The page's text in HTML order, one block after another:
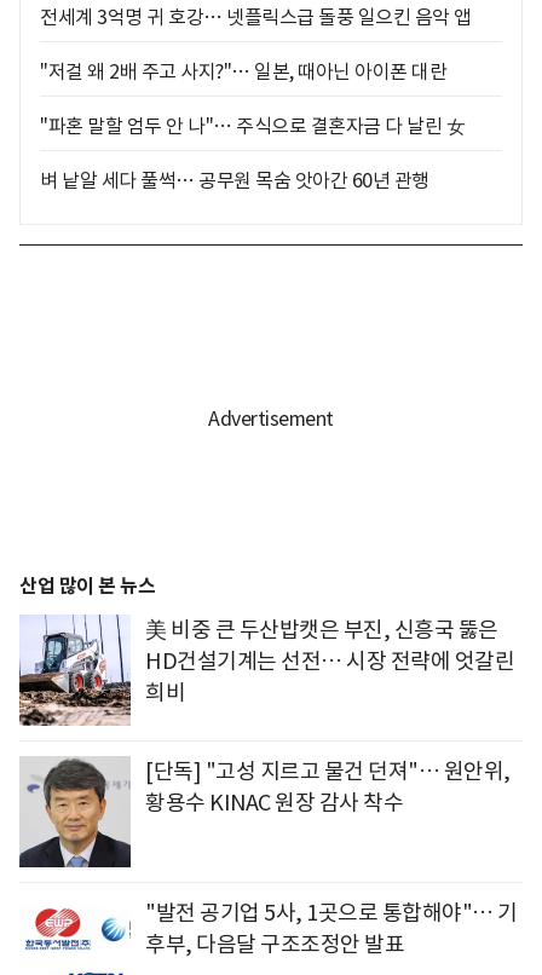
전세계 3억명 귀 호강… 넷플릭스급 돌풍 일으킨 음악 앱
"저걸 왜 2배 주고 사지?"… 일본, 때아닌 아이폰 대란
"파혼 말할 엄두 안 나"… 주식으로 결혼자금 다 날린 女
벼 낱알 세다 풀썩… 공무원 목숨 앗아간 60년 관행
산업 많이 본 뉴스
美 비중 큰 두산밥캣은 부진, 신흥국 뚫은
HD건설기계는 선전… 시장 전략에 엇갈린
희비
[단독] "고성 지르고 물건 던져"… 원안위,
황용수 KINAC 원장 감사 착수
"발전 공기업 5사, 1곳으로 통합해야"… 기
후부, 다음달 구조조정안 발표